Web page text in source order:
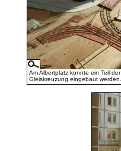
Am Albertplatz konnte ein Teil
Gleiskreuzung eingebaut werden.